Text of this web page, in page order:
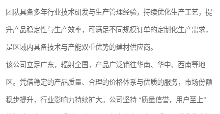
团队具备多年行业技术研发与生产管理经验，持续优化生产工艺，提
升产品稳定性与生产效率，可满足不同规模订单的定制化生产需求，
是区域内具备技术与产能双重优势的建材供应商。
该公司立足广东，辐射全国，产品广泛销往华南、华中、西南等地
区。凭借稳定的产品质量、合理的价格体系与优质的服务，市场份额
稳步提升，行业影响力持续扩大。公司坚持 “质量信誉，用户至上”